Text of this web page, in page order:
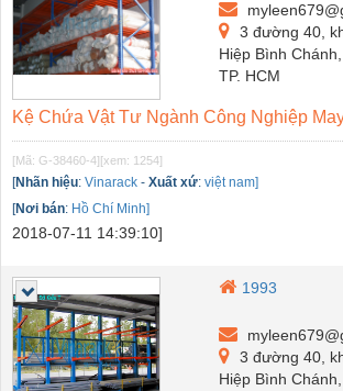
3 đường 40,
Hiệp Bình
TP. HCM
Kệ Chứa Vật Tư Ngành Công Nghiệp
[Mã: G-38460-4] [xem: 1254]
[Nhãn hiệu: Vinarack - Xuất xứ: việt nam]
[Nơi bán: Hồ Chí Minh]
2018-07-11 14:39:10]
1993
3 đường 40,
Hiệp Bình